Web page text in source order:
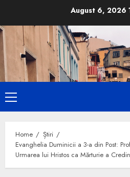
content
August 6, 2026
Primary
Menu
Home
Știri
Evanghelia Duminicii a 3-a din Post:
Urmarea lui Hristos ca Mărturie a